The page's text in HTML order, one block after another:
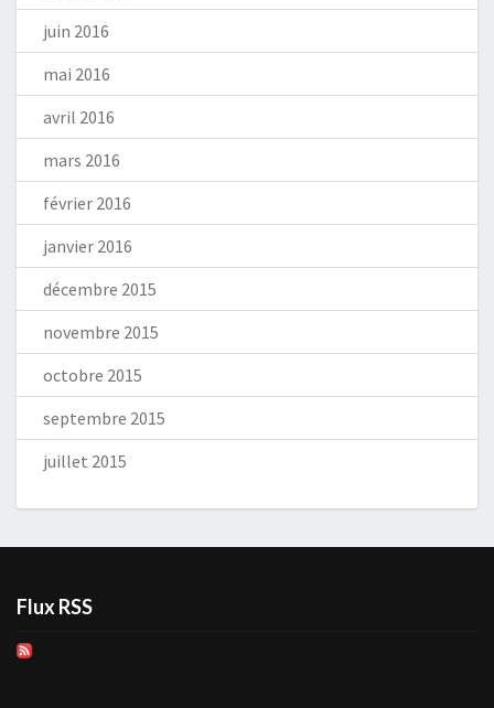
juin 2016
mai 2016
avril 2016
mars 2016
février 2016
janvier 2016
décembre 2015
novembre 2015
octobre 2015
septembre 2015
juillet 2015
Flux RSS